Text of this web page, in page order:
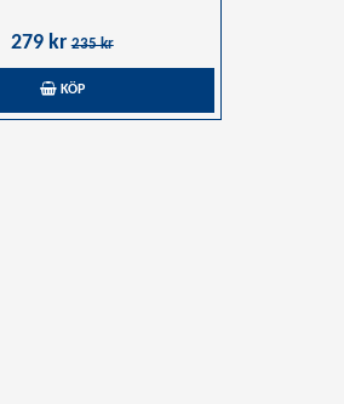
279 kr235 kr
KÖP